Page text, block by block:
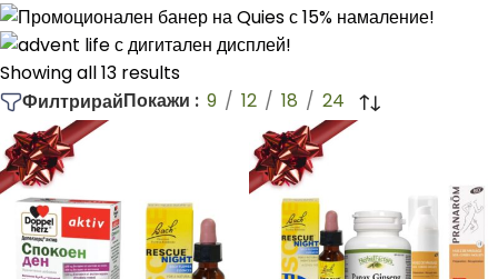
Showing all 13 results
ФилтрирайПокажи 9 12 18 24